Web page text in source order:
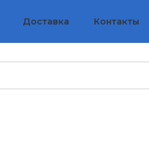
Доставка Контакты